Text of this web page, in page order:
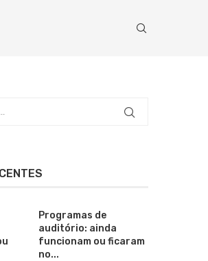
Programas de
auditório: ainda
funcionam ou ficaram
no...